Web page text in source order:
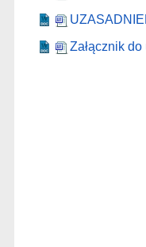
Załącznik